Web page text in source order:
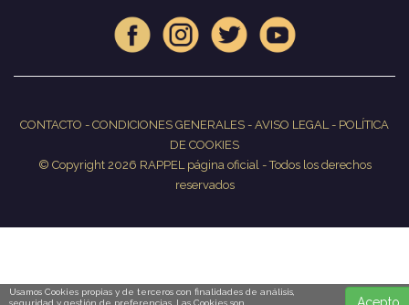
CONTACTO - CONDICIONES GENERALES - AVISO LEGAL- POLÍTICA
DE COOKIES
© Copyright 2026 RAPPEL página oficial - Todos los derechos
reservados
Usamos Cookies propias y de terceros con finalidades de análisis,
seguridad y gestión de preferencias. Las Cookies son